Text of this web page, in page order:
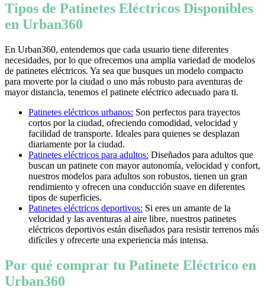
Tipos de Patinetes Eléctricos Disponibles
en Urban360
En Urban360, entendemos que cada usuario tiene diferentes
necesidades, por lo que ofrecemos una amplia variedad de modelos
de patinetes eléctricos. Ya sea que busques un modelo compacto
para moverte por la ciudad o uno más robusto para aventuras de
mayor distancia, tenemos el patinete eléctrico adecuado para ti.
Patinetes eléctricos urbanos: Son perfectos para trayectos
cortos por la ciudad, ofreciendo comodidad, velocidad y
facilidad de transporte. Ideales para quienes se desplazan
diariamente por la ciudad.
Patinetes eléctricos para adultos: Diseñados para adultos que
buscan un patinete con mayor autonomía, velocidad y confort,
nuestros modelos para adultos son robustos, tienen un gran
rendimiento y ofrecen una conducción suave en diferentes
tipos de superficies.
Patinetes eléctricos deportivos: Si eres un amante de la
velocidad y las aventuras al aire libre, nuestros patinetes
eléctricos deportivos están diseñados para resistir terrenos más
difíciles y ofrecerte una experiencia más intensa.
Por qué comprar tu Patinete Eléctrico en
Urban360